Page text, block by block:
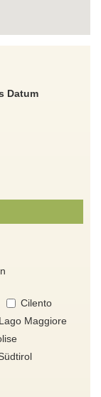
Datum
Cilento
Lago Maggiore